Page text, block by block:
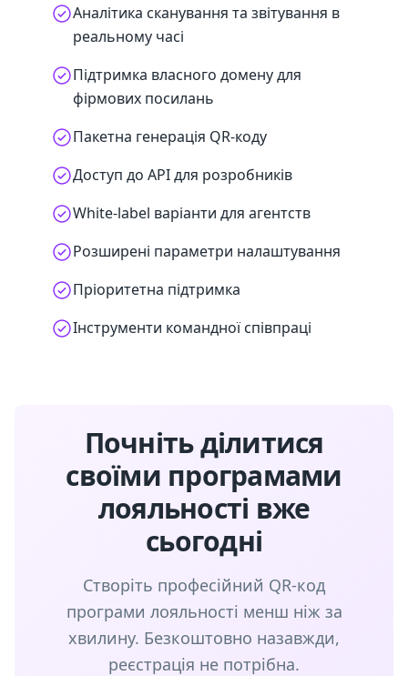
Аналітика сканування та звітування в
реальному часі
Підтримка власного домену для
фірмових посилань
Пакетна генерація QR-коду
Доступ до API для розробників
White-label варіанти для агентств
Розширені параметри налаштування
Пріоритетна підтримка
Інструменти командної співпраці
Почніть ділитися
своїми програмами
лояльності вже
сьогодні
Створіть професійний QR-код
програми лояльності менш ніж за
хвилину. Безкоштовно назавжди,
реєстрація не потрібна.